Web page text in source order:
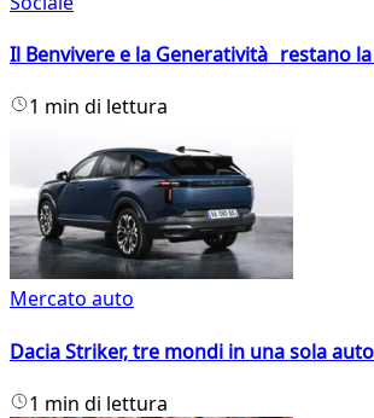
Il Benvivere e la Generatività restano
1 min di lettura
Mercato auto
Dacia Striker, tre mondi in una sola
1 min di lettura